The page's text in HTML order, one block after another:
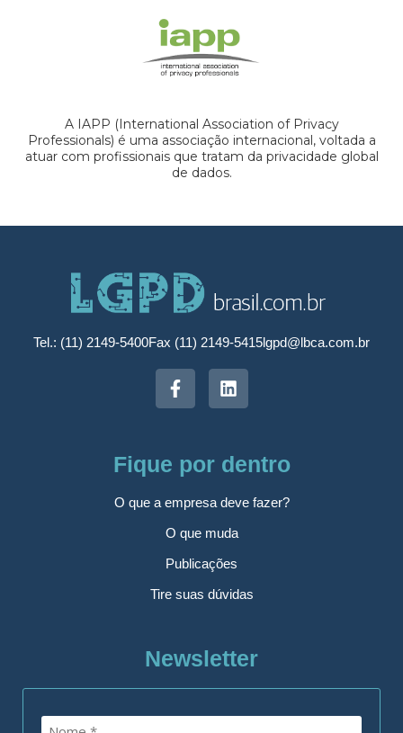
A IAPP (International Association of Privacy
Professionals) é uma associação internacional, voltada a
atuar com profissionais que tratam da privacidade global
de dados.
Tel.: (11) 2149-5400Fax (11) 2149-5415lgpd@lbca.com.br
Fique por dentro
O que a empresa deve fazer?
O que muda
Publicações
Tire suas dúvidas
Newsletter